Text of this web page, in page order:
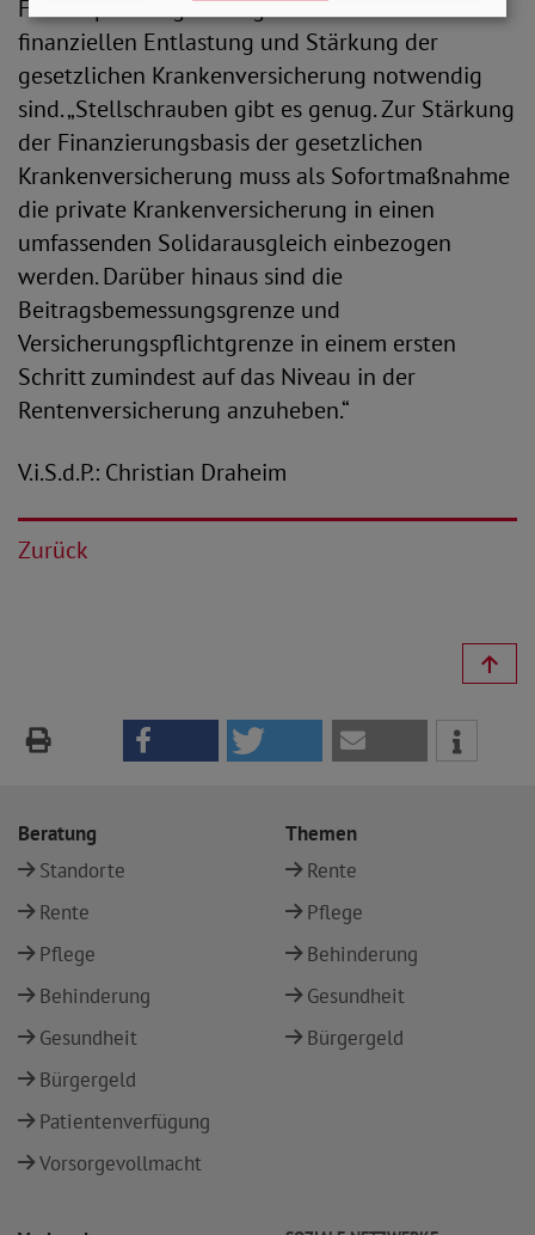
Finanzspritzen grundlegende Maßnahmen zur
finanziellen Entlastung und Stärkung der
gesetzlichen Krankenversicherung notwendig
sind. „Stellschrauben gibt es genug. Zur Stärkung
der Finanzierungsbasis der gesetzlichen
Krankenversicherung muss als Sofortmaßnahme
die private Krankenversicherung in einen
umfassenden Solidarausgleich einbezogen
werden. Darüber hinaus sind die
Beitragsbemessungsgrenze und
Versicherungspflichtgrenze in einem ersten
Schritt zumindest auf das Niveau in der
Rentenversicherung anzuheben.“
V.i.S.d.P.: Christian Draheim
Zurück
Beratung
Standorte
Rente
Pflege
Behinderung
Gesundheit
Bürgergeld
Patientenverfügung
Vorsorgevollmacht
Themen
Rente
Pflege
Behinderung
Gesundheit
Bürgergeld